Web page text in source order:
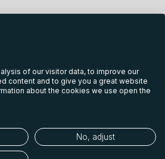
of our visitor data, to improve our
content and to give you a great website
about the cookies we use open the
No, adjust